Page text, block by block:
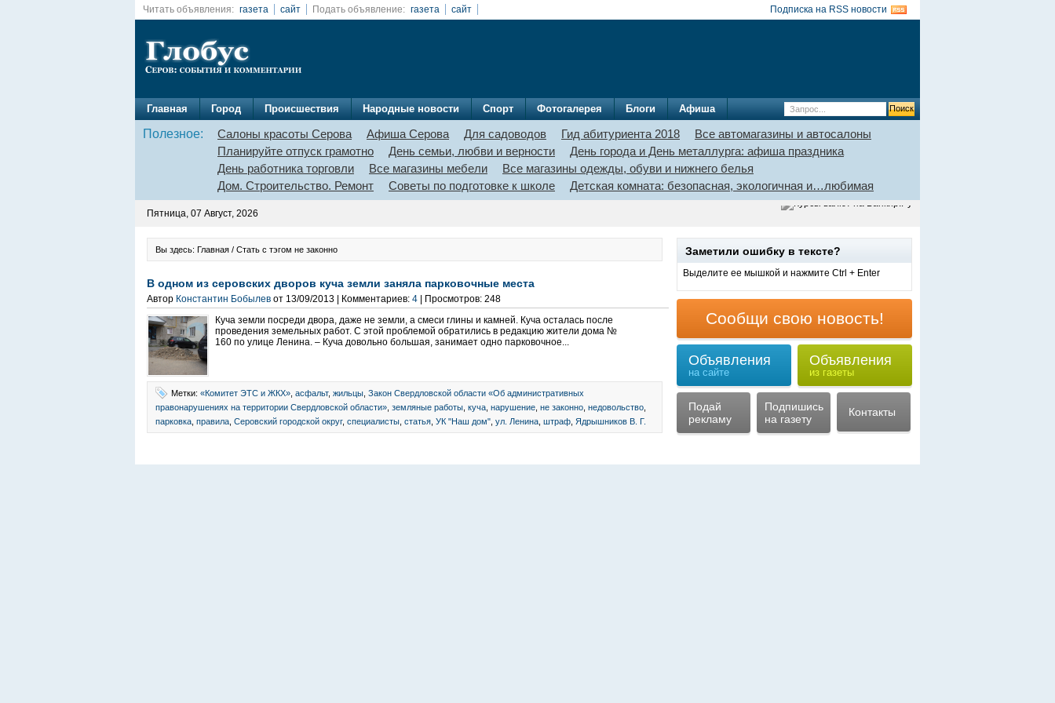
Читать объявления: газета сайт Подать объявление: газета сайт Подписка на RSS новости
Главная Город Происшествия Народные новости Спорт Фотогалерея Блоги Афиша
Полезное: Салоны красоты Серова Афиша Серова Для садоводов Гид абитуриента 2018
Все автомагазины и автосалоны
Планируйте отпуск грамотно
День семьи, любви и верности
День города и День металлурга: афиша праздника
День работника торговли
Все магазины мебели
Все магазины одежды, обуви и нижнего белья
Дом. Строительство. Ремонт
Советы по подготовке к школе Детская комната: безопасная, экологичная и…любимая
Пятница, 07 Август, 2026
Вы здесь: Главная / Стать с тэгом не законно
В одном из серовских дворов куча земли заняла парковочные места
Автор Константин Бобылев от 13/09/2013 | Комментариев: 4 | Просмотров: 248
Куча земли посреди двора, даже не земли, а смеси глины и камней. Куча осталась после
проведения земельных работ. С этой проблемой обратились в редакцию жители дома №
160 по улице Ленина. – Куча довольно большая, занимает одно парковочное...
Метки: «Комитет ЭТС и ЖКХ» асфальт, жильцы Закон Свердловской области «Об административных
правонарушениях на территории Свердловской области» земляные работы куча нарушение не законно недовольство
парковка правила Серовский городской округ, специалисты статья УК "Наш дом" ул. Ленина штраф Ядрышников В. Г.
Заметили ошибку в тексте?
Выделите ее мышкой и нажмите Ctrl + Enter
Сообщи свою новость!
Объявления
на сайте
Объявления
из газеты
Подай
рекламу
Подпишись
на газету
Контакты